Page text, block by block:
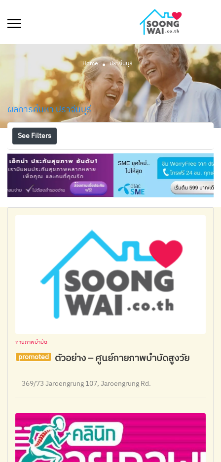
Home ปราจีนบุรี
ผลการค้นหาปราจีนบุรี
See Filters
กายภาพบำบัด
promoted ตัวอย่าง – ศูนย์กายภาพบำบัดสูงวัย
369/73 Jaroengrung 107, Jaroengrung Rd.